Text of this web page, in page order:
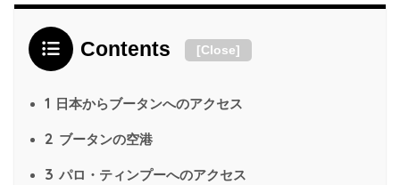
Contents [Close]
1 日本からブータンへのアクセス
2 ブータンの空港
3 パロ・ティンプーへのアクセス